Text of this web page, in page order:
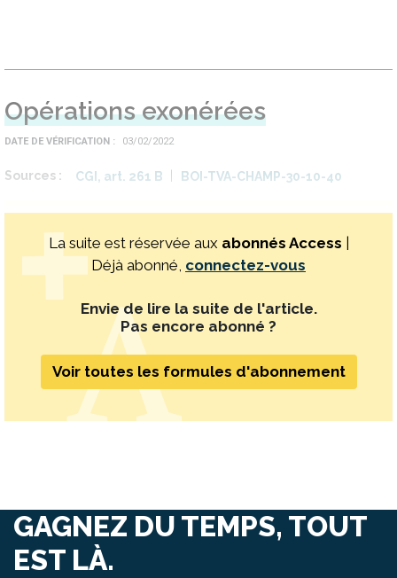
Opérations exonérées
DATE DE VÉRIFICATION 03/02/2022
Sources CGI, art. 261 B BOI-TVA-CHAMP-30-10-40
La suite est réservée aux abonnés Access |
Déjà abonné, connectez-vous
Envie de lire la suite de l'article.
Pas encore abonné ?
Voir toutes les formules d'abonnement
GAGNEZ DU TEMPS, TOUT
EST LÀ.